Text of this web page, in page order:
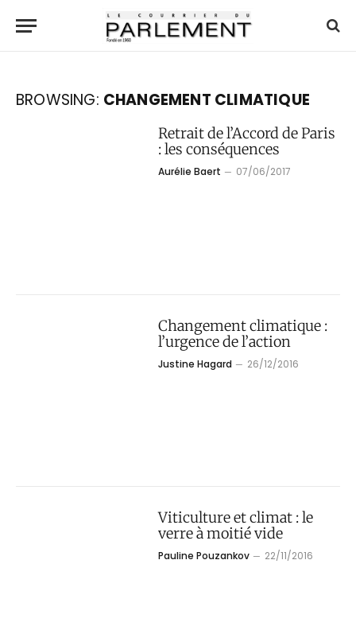
BROWSING: CHANGEMENT CLIMATIQUE
Retrait de l’Accord de Paris
: les conséquences
Aurélie Baert 07/06/2017
Changement climatique :
l’urgence de l’action
Justine Hagard 26/12/2016
Viticulture et climat : le
verre à moitié vide
Pauline Pouzankov 22/11/2016